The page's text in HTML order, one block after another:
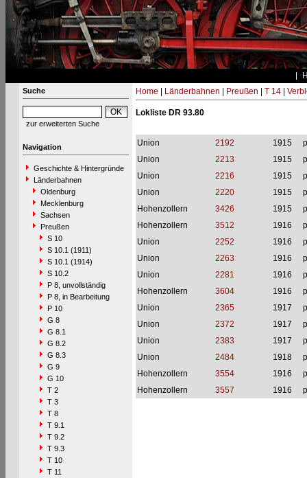
Suche
zur erweiterten Suche
Navigation
Geschichte & Hintergründe
Länderbahnen
Oldenburg
Mecklenburg
Sachsen
Preußen
S 10
S 10.1 (1911)
S 10.1 (1914)
S 10.2
P 8, unvollständig
P 8, in Bearbeitung
P 10
G 8
G 8.1
G 8.2
G 8.3
G 9
G 10
T 2
T 3
T 8
T 9.1
T 9.2
T 9.3
T 10
T 11
Home Länderbahnen Preußen T 14|
Lokliste DR 93.80
Union 2192 1915
Union
2213 1915
Union
2216 1915
Union
2220 1915
Hohenzollern
3426 1915
Hohenzollern
3512 1916
Union
2252 1916
Union
2263 1916
Union
2281 1916
Hohenzollern
3604 1916
Union
2365 1917
Union
2372 1917
Union
2383 1917
Union
2484 1918
Hohenzollern
3554 1916
Hohenzollern
3557 1916